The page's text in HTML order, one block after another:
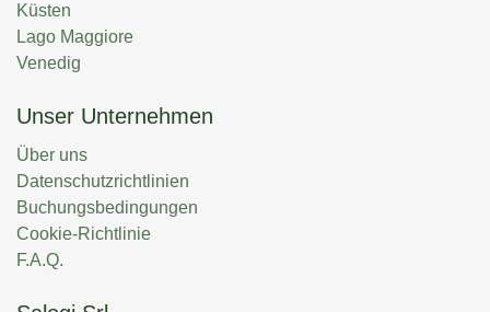
Küsten
Lago Maggiore
Venedig
Unser Unternehmen
Über uns
Datenschutzrichtlinien
Buchungsbedingungen
Cookie-Richtlinie
F.A.Q.